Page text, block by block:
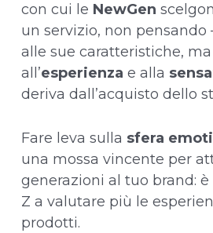
con cui le NewGen
un servizio, non pensando
alle sue caratteristiche,
all’esperienza e alla
deriva dall’acquisto dello
Fare leva sulla sfera
una mossa vincente per
generazioni al tuo brand: è
Z a valutare più le
prodotti.